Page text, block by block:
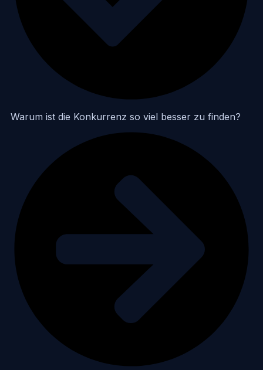
Warum ist die Konkurrenz so viel besser zu finden?